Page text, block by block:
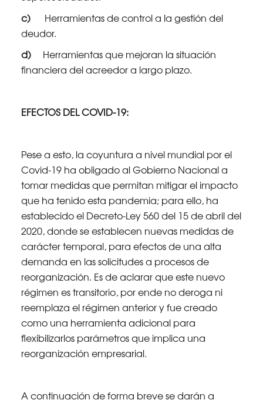
c) Herramientas de control a la gestión del
deudor.
d) Herramientas que mejoran la situación
financiera del acreedor a largo plazo.
EFECTOS DEL COVID-19:
Pese a esto, la coyuntura a nivel mundial por el
Covid-19 ha obligado al Gobierno Nacional a
tomar medidas que permitan mitigar el impacto
que ha tenido esta pandemia; para ello, ha
establecido el Decreto-Ley 560 del 15 de abril del
2020, donde se establecen nuevas medidas de
carácter temporal, para efectos de una alta
demanda en las solicitudes a procesos de
reorganización. Es de aclarar que este nuevo
régimen es transitorio, por ende no deroga ni
reemplaza el régimen anterior y fue creado
como una herramienta adicional para
flexibilizarlos parámetros que implica una
reorganización empresarial.
A continuación de forma breve se darán a